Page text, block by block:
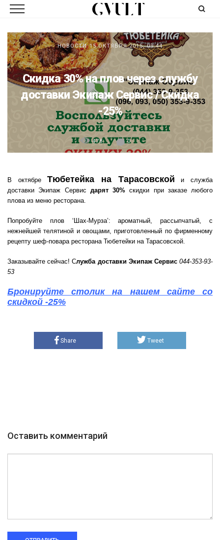
НОВОСТИ 15 ОКТЯБРЯ 2015, 09:44
Скидка 30% на плов через службу
доставки Экипаж Сервис / Скидка
-25%
478 0
В октябре Тюбетейка на Тарасовской и служба
доставки Экипаж Сервис дарят 30% скидки при заказе любого
плова из меню ресторана.
Попробуйте плов ‘Шах-Мурза’: ароматный, рассыпчатый, с
нежнейшей телятиной и овощами, приготовленный по фирменному
рецепту шеф-повара ресторана Тюбетейки на Тарасовской.
Заказывайте сейчас! Служба доставки Экипаж Сервис 044-353-93-
53
Бронируйте столик на нашем сайте со
скидкой -25%
Share Tweet
Оставить комментарий